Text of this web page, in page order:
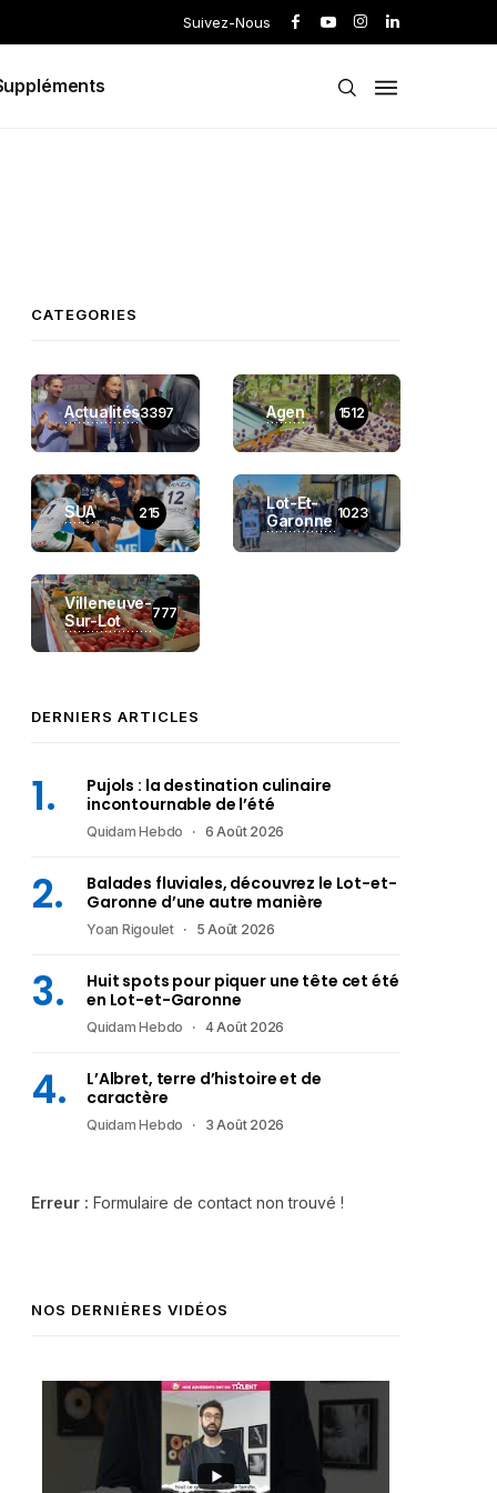
Suivez-Nous
CATEGORIES
Actualités3397 Agen 1512
SUA 215
Lot-Et-
Garonne 1023
Villeneuve-
Sur-Lot
777
DERNIERS ARTICLES
Pujols : la destination culinaire
incontournable de l’été
Quidam Hebdo 6 Août 2026
Balades fluviales, découvrez le Lot-et-
Garonne d’une autre manière
Yoan Rigoulet 5 Août 2026
Huit spots pour piquer une tête cet été
en Lot-et-Garonne
Quidam Hebdo 4 Août 2026
L’Albret, terre d’histoire et de
caractère
Quidam Hebdo 3 Août 2026
Erreur : Formulaire de contact non trouvé !
NOS DERNIÈRES VIDÉOS